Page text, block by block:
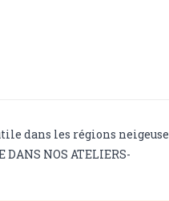
dans les régions
NOS ATELIERS-